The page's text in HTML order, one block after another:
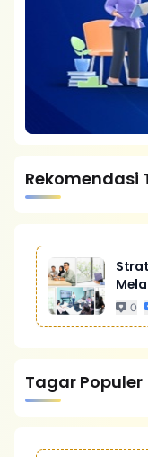
Rekomendasi
0
Tagar Populer